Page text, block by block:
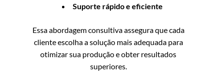
Suporte rápido e eficiente
Essa abordagem consultiva assegura que cada
cliente escolha a solução mais adequada para
otimizar sua produção e obter resultados
superiores.